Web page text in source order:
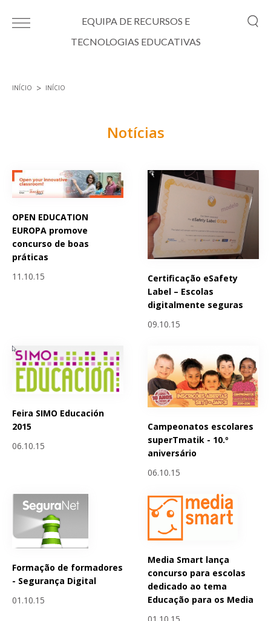
EQUIPA DE RECURSOS E
TECNOLOGIAS EDUCATIVAS
INÍCIO INÍCIO
Notícias
OPEN EDUCATION
EUROPA promove
concurso de boas
práticas
11.10.15
Certificação eSafety
Label – Escolas
digitalmente seguras
09.10.15
Feira SIMO Educación
2015
06.10.15
Campeonatos escolares
superTmatik - 10.º
aniversário
06.10.15
Formação de formadores
- Segurança Digital
01.10.15
Media Smart lança
concurso para escolas
dedicado ao tema
Educação para os Media
Páginas